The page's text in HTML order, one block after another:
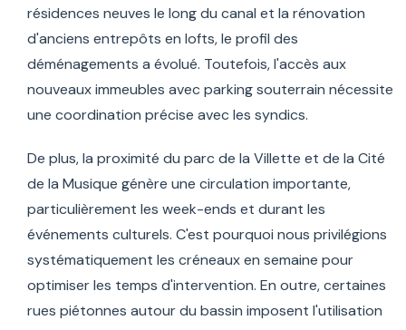
résidences neuves le long du canal et la rénovation
d'anciens entrepôts en lofts, le profil des
déménagements a évolué. Toutefois, l'accès aux
nouveaux immeubles avec parking souterrain nécessite
une coordination précise avec les syndics.
De plus, la proximité du parc de la Villette et de la Cité
de la Musique génère une circulation importante,
particulièrement les week-ends et durant les
événements culturels. C'est pourquoi nous privilégions
systématiquement les créneaux en semaine pour
optimiser les temps d'intervention. En outre, certaines
rues piétonnes autour du bassin imposent l'utilisation